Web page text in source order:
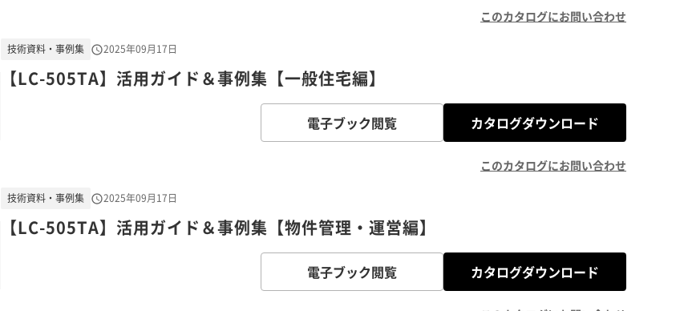
このカタログにお問い合わせ
【LC-505TA】活用ガイド＆事例集【一般住宅編】
技術資料・事例集 2025年09月17日
電子ブック閲覧 カタログダウンロード
このカタログにお問い合わせ
【LC-505TA】活用ガイド＆事例集【物件管理・運営編】
技術資料・事例集 2025年09月17日
電子ブック閲覧 カタログダウンロード